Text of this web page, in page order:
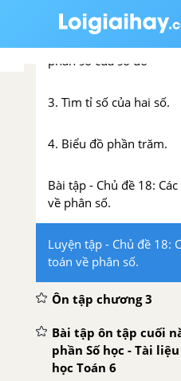
phân số của số đó
3. Tìm tỉ số của hai số.
4. Biểu đồ phần trăm.
Bài tập - Chủ đề 18:
về phân số.
Luyện tập - Chủ đề 18:
toán về phân số.
Ôn tập chương 3
Bài tập ôn tập cuối
phần Số học - Tài
học Toán 6